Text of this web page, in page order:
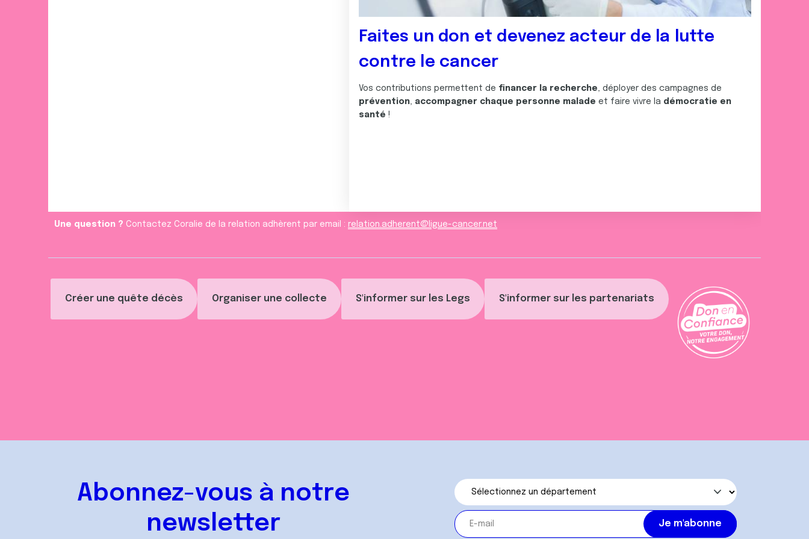
Créer une quête décès Organiser une collecte S'informer sur les Legs S'informer sur les partenariats
Faites un don et devenez acteur de la lutte
contre le cancer
Vos contributions permettent de financer la recherche, déployer des campagnes de
prévention, accompagner chaque personne malade et faire vivre la démocratie en
santé !
Une question ? Contactez Coralie de la relation adhèrent par email : relation.adherent@ligue-cancer.net
Abonnez-vous à notre
newsletter